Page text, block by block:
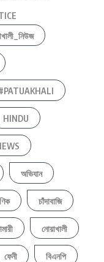
HINDU
অভিযান
চাঁদাবাজি
নোয়াখালী
ফেনী বিএনপি